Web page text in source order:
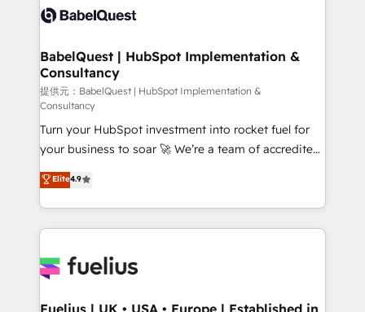
accreditations with HubSpot.
custom API integrations with ERP (and other
operations A little about us: • Boutique 'Elite' team of
12 • 150+ clients across Sales Hub, Marketing Hub,
Service Hub, Data Hub and CMS • ISO/IEC
27001:2022, ISO 9001:2015, and ISO 42001:2023
certified - the AI management standard • GuardHub:
our AI governance framework, built on ISO 42001
Ready for the next step? Click the 👈 '𝗖𝗼𝗻𝘁𝗮𝗰𝘁
𝗯𝘂𝘀𝗶𝗻𝗲𝘀𝘀' button to get in touch (𝘸𝘦'𝘳𝘦 𝘴𝘶𝘱𝘦𝘳
𝘳𝘦𝘴𝘱𝘰𝘯𝘴𝘪𝘷𝘦)
BabelQuest | HubSpot Implementation &
Consultancy
提供元：BabelQuest | HubSpot Implementation &
Consultancy
Turn your HubSpot investment into rocket fuel for
your business to soar 🚀 We’re a team of accredited
HubSpot experts ready to help you. We can
implement the platform into complex business
environments, optimise what you've got and make
sure you can actually use it, build your website in
for you and execute it on HubSpot. We are on the
framework, meaning we've been accredited by
Elite4.9